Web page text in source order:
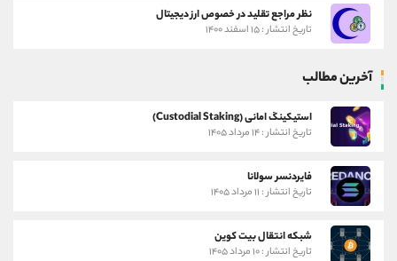
نظر مراجع تقلید در خصوص ارز دیجیتال
تاریخ انتشار : ۱۵ اسفند ۱۴۰۰
آخرین مطالب
استیکینگ امانی (Custodial Staking)
تاریخ انتشار : ۱۴ مرداد ۱۴۰۵
فایردنسر سولانا
تاریخ انتشار : ۱۱ مرداد ۱۴۰۵
شبکه انتقال بیت کوین
تاریخ انتشار : ۱۰ مرداد ۱۴۰۵